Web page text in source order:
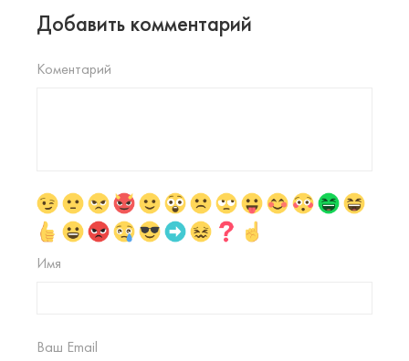
Добавить комментарий
Коментарий
Имя
Ваш Email